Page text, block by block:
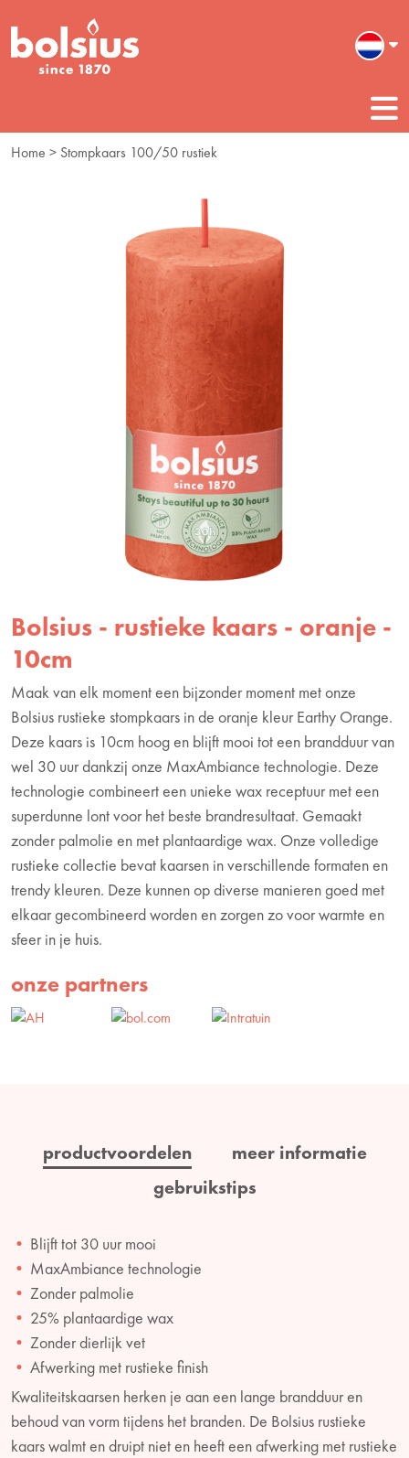
Home > Stompkaars 100/50 rustiek
Bolsius - rustieke kaars - oranje -
10cm
Maak van elk moment een bijzonder moment met onze
Bolsius rustieke stompkaars in de oranje kleur Earthy Orange.
Deze kaars is 10cm hoog en blijft mooi tot een brandduur van
wel 30 uur dankzij onze MaxAmbiance technologie. Deze
technologie combineert een unieke wax receptuur met een
superdunne lont voor het beste brandresultaat. Gemaakt
zonder palmolie en met plantaardige wax. Onze volledige
rustieke collectie bevat kaarsen in verschillende formaten en
trendy kleuren. Deze kunnen op diverse manieren goed met
elkaar gecombineerd worden en zorgen zo voor warmte en
sfeer in je huis.
onze partners
productvoordelen
meer informatie
gebruikstips
Blijft tot 30 uur mooi
MaxAmbiance technologie
Zonder palmolie
25% plantaardige wax
Zonder dierlijk vet
Afwerking met rustieke finish
Kwaliteitskaarsen herken je aan een lange brandduur en
behoud van vorm tijdens het branden. De Bolsius rustieke
kaars walmt en druipt niet en heeft een afwerking met rustieke